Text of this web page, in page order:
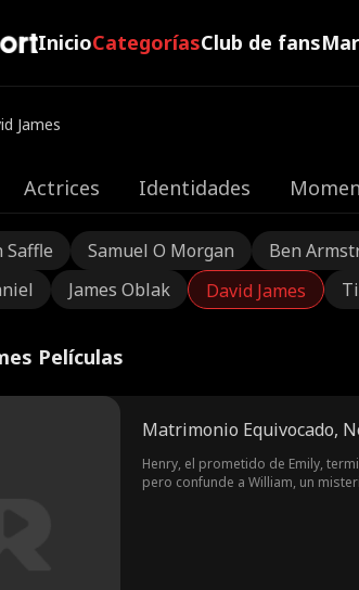
InicioCategoríasClub de fans
James
Actrices Identidades
Saffle Samuel O Morgan Ben
James Oblak David James
Películas
Matrimonio Equivocado,
Henry, el prometido de Emily,
pero confunde a William, un